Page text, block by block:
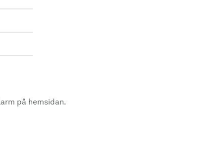
på hemsidan.